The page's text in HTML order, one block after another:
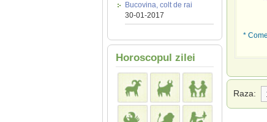
Bucovina, colt de rai
30-01-2017
Horoscopul zilei
*
Raza: